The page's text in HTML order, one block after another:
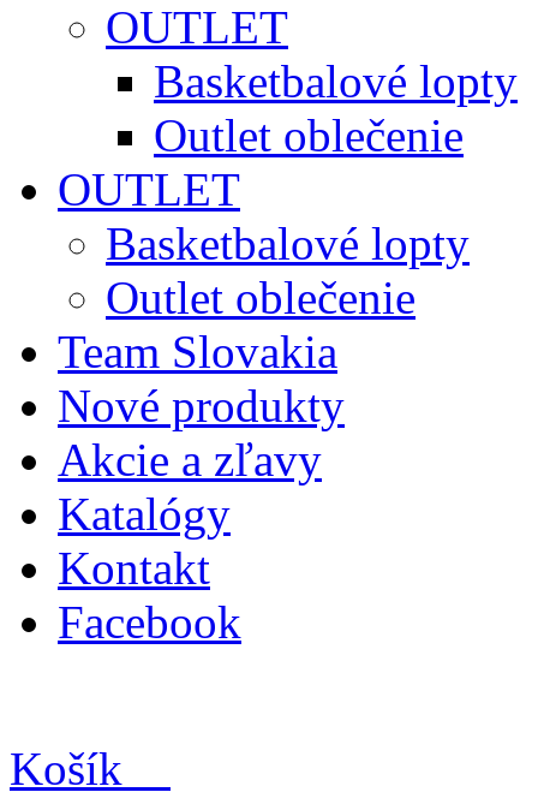
OUTLET
Basketbalové lopty
Outlet oblečenie
OUTLET
Basketbalové lopty
Outlet oblečenie
Team Slovakia
Nové produkty
Akcie a zľavy
Katalógy
Kontakt
Facebook
Košík